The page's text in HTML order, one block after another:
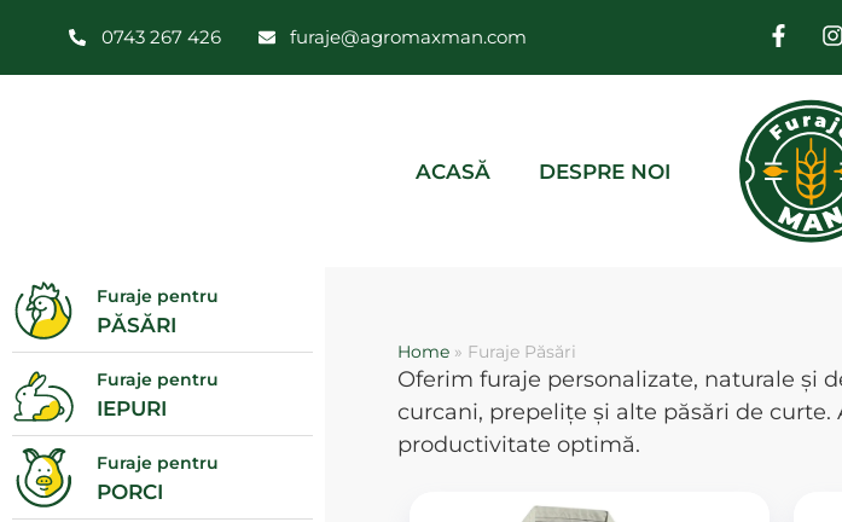
0743 267 426 furaje@agromaxman.com
ACASĂ DESPRE NOI
Furaje pentru
PĂSĂRI
Furaje pentru
IEPURI
Furaje pentru
PORCI
Home» Furaje Păsări
Oferim furaje personalizate, naturale și
curcani, prepelițe și alte păsări de
productivitate optimă.